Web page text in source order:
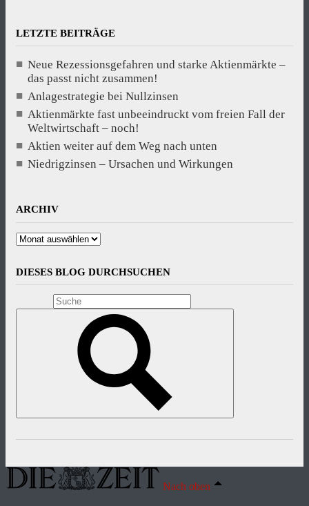
LETZTE BEITRÄGE
Neue Rezessionsgefahren und starke Aktienmärkte –
das passt nicht zusammen!
Anlagestrategie bei Nullzinsen
Aktienmärkte fast unbeeindruckt vom freien Fall der
Weltwirtschaft – noch!
Aktien weiter auf dem Weg nach unten
Niedrigzinsen – Ursachen und Wirkungen
ARCHIV
Archiv
DIESES BLOG DURCHSUCHEN
Nach oben